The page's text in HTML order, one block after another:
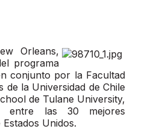
Orleans,
programa
conjunto por la Facultad
de la Universidad de Chile
de Tulane University,
entre las 30 mejores
Unidos.